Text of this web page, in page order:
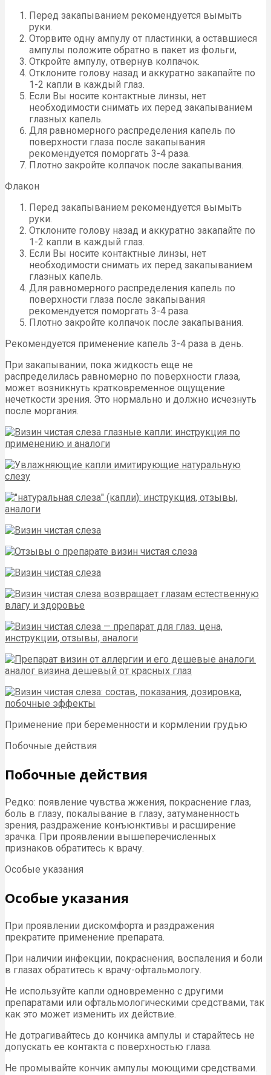
Перед закапыванием рекомендуется вымыть
руки.
Оторвите одну ампулу от пластинки, а оставшиеся
ампулы положите обратно в пакет из фольги,
Откройте ампулу, отвернув колпачок.
Отклоните голову назад и аккуратно закапайте по
1-2 капли в каждый глаз.
Если Вы носите контактные линзы, нет
необходимости снимать их перед закапыванием
глазных капель.
Для равномерного распределения капель по
поверхности глаза после закапывания
рекомендуется поморгать 3-4 раза.
Плотно закройте колпачок после закапывания.
Флакон
Перед закапыванием рекомендуется вымыть
руки.
Отклоните голову назад и аккуратно закапайте по
1-2 капли в каждый глаз.
Если Вы носите контактные линзы, нет
необходимости снимать их перед закапыванием
глазных капель.
Для равномерного распределения капель по
поверхности глаза после закапывания
рекомендуется поморгать 3-4 раза.
Плотно закройте колпачок после закапывания.
Рекомендуется применение капель 3-4 раза в день.
При закапывании, пока жидкость еще не
распределилась равномерно по поверхности глаза,
может возникнуть кратковременное ощущение
нечеткости зрения. Это нормально и должно исчезнуть
после моргания.
Применение при беременности и кормлении грудью
Побочные действия
Побочные действия
Редко: появление чувства жжения, покраснение глаз,
боль в глазу, покалывание в глазу, затуманенность
зрения, раздражение конъюнктивы и расширение
зрачка. При проявлении вышеперечисленных
признаков обратитесь к врачу.
Особые указания
Особые указания
При проявлении дискомфорта и раздражения
прекратите применение препарата.
При наличии инфекции, покраснения, воспаления и боли
в глазах обратитесь к врачу-офтальмологу.
Не используйте капли одновременно с другими
препаратами или офтальмологическими средствами, так
как это может изменить их действие.
Не дотрагивайтесь до кончика ампулы и старайтесь не
допускать ее контакта с поверхностью глаза.
Не промывайте кончик ампулы моющими средствами.